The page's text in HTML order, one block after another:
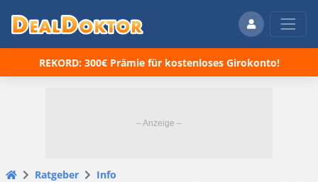
REKORD: 300€ Prämie für kostenloses Girokonto!
Ratgeber
Info